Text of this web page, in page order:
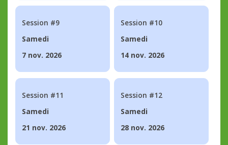
Session #9
Samedi
7 nov. 2026
Session #10
Samedi
14 nov. 2026
Session #11
Samedi
21 nov. 2026
Session #12
Samedi
28 nov. 2026